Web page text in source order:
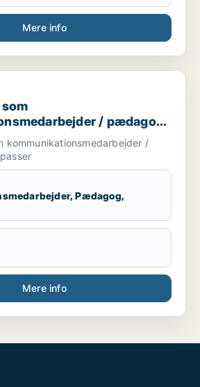
Mere info
kommunikationsmedarbejder /
/ pædagog
kommunikationsmedarbejder /
Pædagog,
Mere info